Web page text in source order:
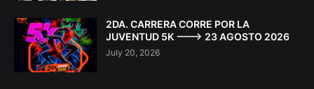
2DA. CARRERA CORRE POR LA
JUVENTUD 5K ---> 23 AGOSTO 2026
July 20, 2026